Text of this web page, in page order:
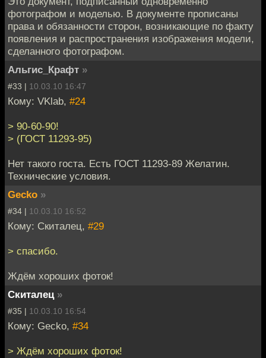
фотографом и моделью. В документе прописаны
права и обязанности сторон, возникающие по факту
появления и распространения изображения модели,
сделанного фотографом.
Альгис_Крафт »
#33 | 10.03.10 16:47
Кому: VKlab, #24
> 90-60-90!
> (ГОСТ 11293-95)
Нет такого госта. Есть ГОСТ 11293-89 Желатин.
Технические условия.
Gecko »
#34 | 10.03.10 16:52
Кому: Скиталец, #29
> спасибо.
Ждём хороших фоток!
Скиталец »
#35 | 10.03.10 16:54
Кому: Gecko, #34
> Ждём хороших фоток!